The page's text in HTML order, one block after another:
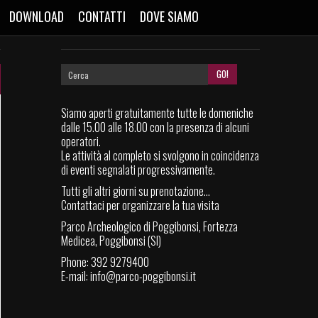
DOWNLOAD CONTATTI DOVE SIAMO
Siamo aperti gratuitamente tutte le domeniche
dalle 15.00 alle 18.00 con la presenza di alcuni
operatori.
Le attività al completo si svolgono in coincidenza
di eventi segnalati progressivamente.
Tutti gli altri giorni su prenotazione...
Contattaci per organizzare la tua visita
Parco Archeologico di Poggibonsi, Fortezza
Medicea, Poggibonsi (SI)
Phone: 392 9279400
E-mail:info@parco-poggibonsi.it